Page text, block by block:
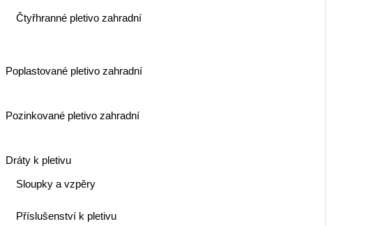
Čtyřhranné pletivo zahradní
Poplastované pletivo zahradní
Pozinkované pletivo zahradní
Dráty k pletivu
Sloupky a vzpěry
Příslušenství k pletivu